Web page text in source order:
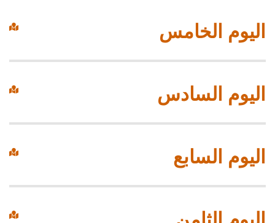
اليوم الخامس
اليوم السادس
اليوم السابع